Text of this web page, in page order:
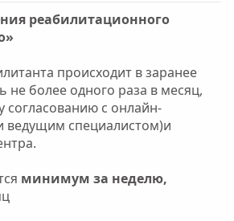
реабилитационного
происходит в заранее
не более одного раза в месяц,
согласованию с онлайн-
ведущим специалистом)и
минимум за неделю,